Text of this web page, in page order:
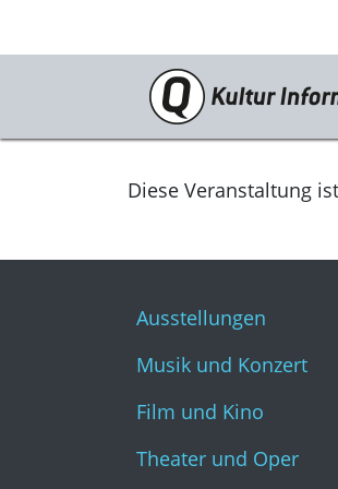
Ausstellungen
Theater und
Literatur
Diese Veranstaltung
Ausstellungen
Musik und Konzert
Film und Kino
Theater und Oper